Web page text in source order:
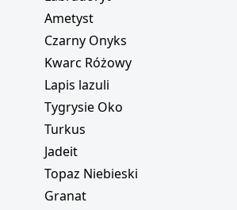
Ametyst
Czarny Onyks
Kwarc Różowy
Lapis lazuli
Tygrysie Oko
Turkus
Jadeit
Topaz Niebieski
Granat